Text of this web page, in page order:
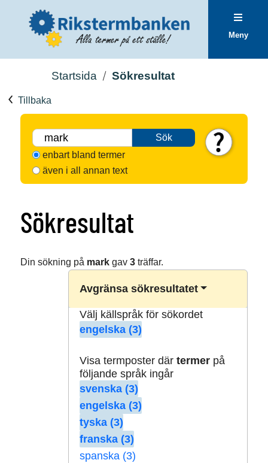
Meny
Startsida Sökresultat
Tillbaka
Sök
enbart bland termer
även i all annan text
Sökresultat
Din sökning på markgav 3träffar.
Avgränsa sökresultatet
Välj källspråk för sökordet
engelska (3)
Visa termposter där termerpå
följande språk ingår
svenska (3)
engelska (3)
tyska (3)
franska (3)
spanska (3)